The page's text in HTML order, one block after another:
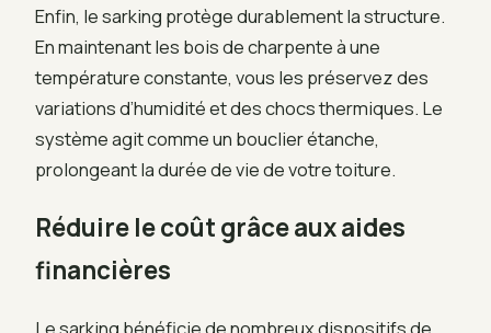
Enfin, le sarking protège durablement la structure.
En maintenant les bois de charpente à une
température constante, vous les préservez des
variations d’humidité et des chocs thermiques. Le
système agit comme un bouclier étanche,
prolongeant la durée de vie de votre toiture.
Réduire le coût grâce aux aides
financières
Le sarking bénéficie de nombreux dispositifs de